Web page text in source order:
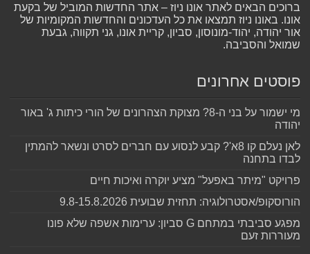
ברוכים הבאים לאתר אונו ניוז – אתר החדשות המוביל של בקעת
אונו. באונו ניוז תמצאו את כל העדכונים והחדשות המקומיות של
אור יהודה, יהוד-מונוסון, סביון, קריית אונו, גני תקווה, גבעת
שמואל והסביבה.
פוסטים אחרונים
מי ישמור על בני ה-8? מצוקת הצהרונים של הורי כיתות ג' באור
יהודה
לאן נעלם קו 8א'? קבע לנסוע עם חברים לסרט ונשאר להמתין
לבדו בתחנה
פרויקט "מיתר באפעל" מציע יוקרה ואיכות חיים
הורוסקופ/אסטרולוגיה: תחזית שבועית 9.8-15.8.2026
מפגע סביבתי במתחם G סביון: ערימות אשפה שלא פונו
מעוררות זעם